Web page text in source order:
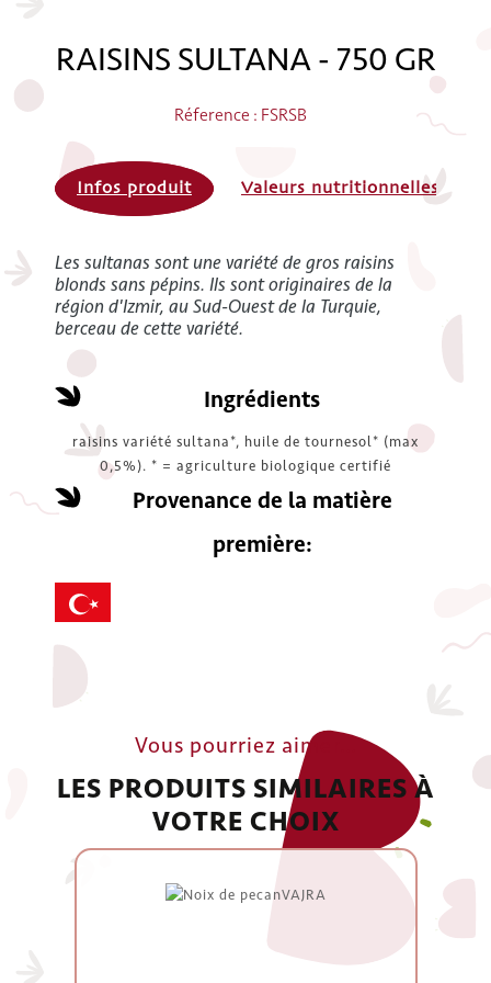
RAISINS SULTANA - 750 GR
Réference : FSRSB
Infos produit Valeurs nutritionnelles
Les sultanas sont une variété de gros raisins
blonds sans pépins. Ils sont originaires de la
région d'Izmir, au Sud-Ouest de la Turquie,
berceau de cette variété.
Ingrédients
raisins variété sultana*, huile de tournesol* (max
0,5%). * = agriculture biologique certifié
Provenance de la matière
première:
Vous pourriez aimer…
LES PRODUITS SIMILAIRES À
VOTRE CHOIX